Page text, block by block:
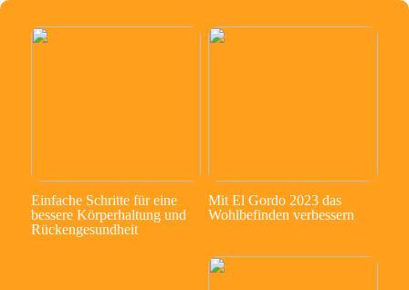
Einfache Schritte für eine
bessere Körperhaltung und
Rückengesundheit
Mit El Gordo 2023 das
Wohlbefinden verbessern